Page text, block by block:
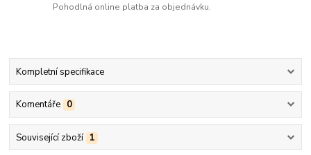
Pohodlná online platba za objednávku.
Kompletní specifikace
Komentáře 0
Související zboží 1